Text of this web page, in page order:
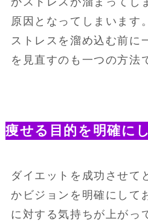
原因となってしまいます。
ストレスを溜め込む前に
を見直すのも一つの方法
痩せる目的を明確に
ダイエットを成功させて
かビジョンを明確にして
に対する気持ちが上がっ